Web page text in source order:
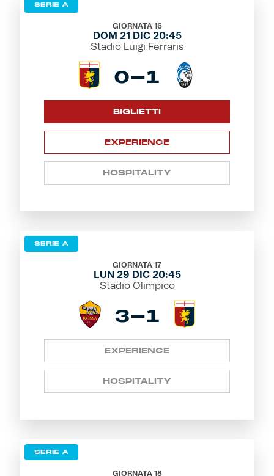
SERIE A
GIORNATA 16
DOM 21 DIC 20:45
Stadio Luigi Ferraris
0-1
BIGLIETTI
EXPERIENCE
HOSPITALITY
SERIE A
GIORNATA 17
LUN 29 DIC 20:45
Stadio Olimpico
3-1
EXPERIENCE
HOSPITALITY
SERIE A
GIORNATA 18